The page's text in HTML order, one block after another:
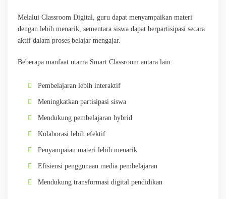
Melalui Classroom Digital, guru dapat menyampaikan materi
dengan lebih menarik, sementara siswa dapat berpartisipasi secara
aktif dalam proses belajar mengajar.
Beberapa manfaat utama Smart Classroom antara lain:
Pembelajaran lebih interaktif
Meningkatkan partisipasi siswa
Mendukung pembelajaran hybrid
Kolaborasi lebih efektif
Penyampaian materi lebih menarik
Efisiensi penggunaan media pembelajaran
Mendukung transformasi digital pendidikan